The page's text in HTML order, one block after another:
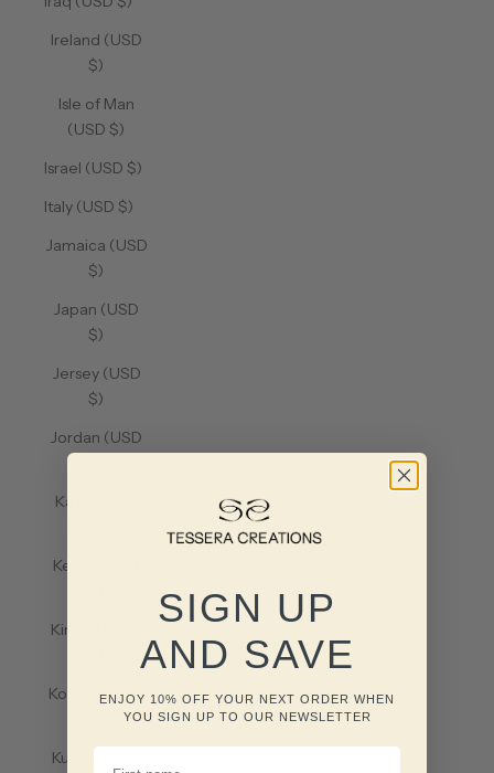
Ireland (USD
$)
Isle of Man
(USD $)
Israel (USD $)
Italy (USD $)
Jamaica (USD
$)
Japan (USD
$)
Jersey (USD
$)
Jordan (USD
Kazakhstan
Kenya (USD
Kiribati (USD
Kosovo (USD
Kuwait (USD
SIGN UP
AND SAVE
ENJOY 10% OFF YOUR NEXT ORDER WHEN
YOU SIGN UP TO OUR NEWSLETTER
FIRST NAME